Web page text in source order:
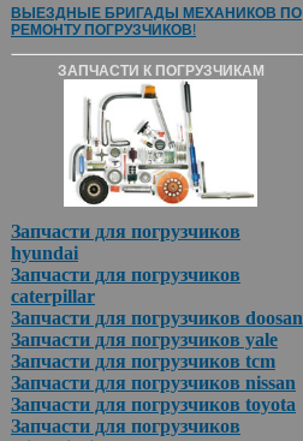
ВЫЕЗДНЫЕ БРИГАДЫ МЕХАНИКОВ ПО
РЕМОНТУ ПОГРУЗЧИКОВ!
ЗАПЧАСТИ К ПОГРУЗЧИКАМ
Запчасти для погрузчиков
hyundai
Запчасти для погрузчиков
caterpillar
Запчасти для погрузчиков doosan
Запчасти для погрузчиков yale
Запчасти для погрузчиков tcm
Запчасти для погрузчиков nissan
Запчасти для погрузчиков toyota
Запчасти для погрузчиков